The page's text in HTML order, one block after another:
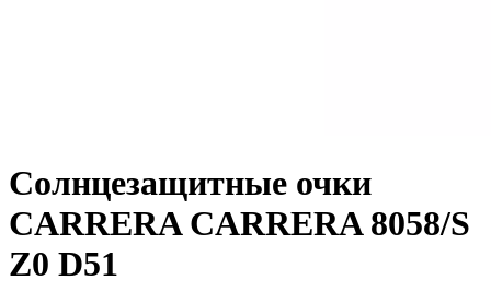
Солнцезащитные очки
CARRERA CARRERA 8058/S
Z0 D51